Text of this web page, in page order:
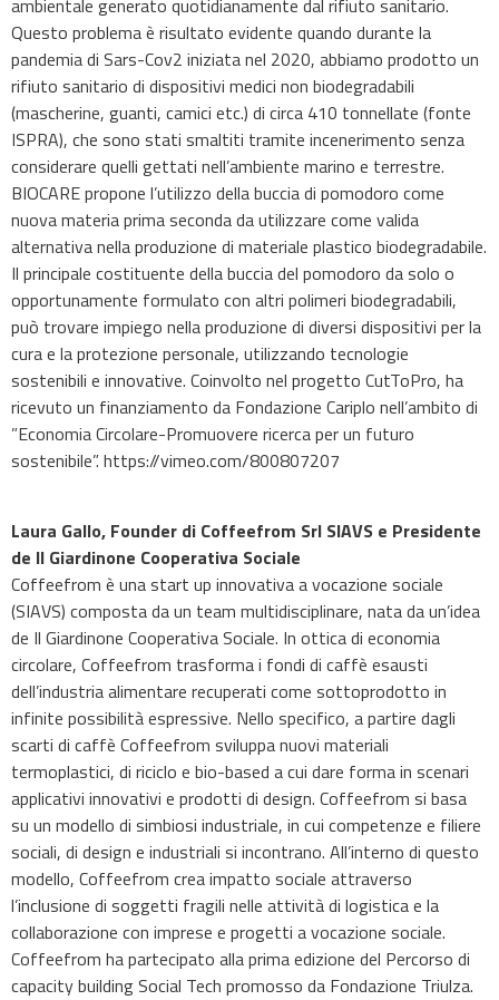
ambientale generato quotidianamente dal rifiuto sanitario.
Questo problema è risultato evidente quando durante la
pandemia di Sars-Cov2 iniziata nel 2020, abbiamo prodotto un
rifiuto sanitario di dispositivi medici non biodegradabili
(mascherine, guanti, camici etc.) di circa 410 tonnellate (fonte
ISPRA), che sono stati smaltiti tramite incenerimento senza
considerare quelli gettati nell’ambiente marino e terrestre.
BIOCARE propone l’utilizzo della buccia di pomodoro come
nuova materia prima seconda da utilizzare come valida
alternativa nella produzione di materiale plastico biodegradabile.
Il principale costituente della buccia del pomodoro da solo o
opportunamente formulato con altri polimeri biodegradabili,
può trovare impiego nella produzione di diversi dispositivi per la
cura e la protezione personale, utilizzando tecnologie
sostenibili e innovative. Coinvolto nel progetto CutToPro, ha
ricevuto un finanziamento da Fondazione Cariplo nell’ambito di
”Economia Circolare-Promuovere ricerca per un futuro
sostenibile”. https://vimeo.com/800807207
Laura Gallo, Founder di Coffeefrom Srl SIAVS e Presidente
de Il Giardinone Cooperativa Sociale
Coffeefrom è una start up innovativa a vocazione sociale
(SIAVS) composta da un team multidisciplinare, nata da un’idea
de Il Giardinone Cooperativa Sociale. In ottica di economia
circolare, Coffeefrom trasforma i fondi di caffè esausti
dell’industria alimentare recuperati come sottoprodotto in
infinite possibilità espressive. Nello specifico, a partire dagli
scarti di caffè Coffeefrom sviluppa nuovi materiali
termoplastici, di riciclo e bio-based a cui dare forma in scenari
applicativi innovativi e prodotti di design. Coffeefrom si basa
su un modello di simbiosi industriale, in cui competenze e filiere
sociali, di design e industriali si incontrano. All’interno di questo
modello, Coffeefrom crea impatto sociale attraverso
l’inclusione di soggetti fragili nelle attività di logistica e la
collaborazione con imprese e progetti a vocazione sociale.
Coffeefrom ha partecipato alla prima edizione del Percorso di
capacity building Social Tech promosso da Fondazione Triulza.